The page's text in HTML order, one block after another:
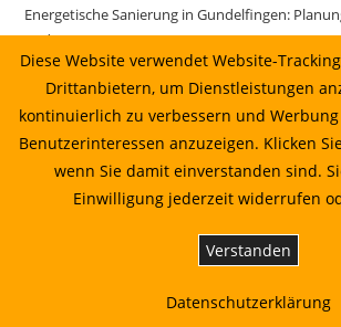
Energetische Sanierung in Gundelfingen:
und Umsetzung
Energetische Sanierung in Gutach im Breisgau
Sonnenkaufhaus prüfen lassen
Energetische Sanierung in Gutach im Breisgau:
Wirtschaftlichkeit und Umsetzung
Energetische Sanierung in Horben: Planung,
Umsetzung
Energetische Sanierung in Ihringen: Planung,
Umsetzung 10.07.2026 14:22
Diese Website verwendet Website-
Drittanbietern, um Dienstleistungen
kontinuierlich zu verbessern und
Benutzerinteressen anzuzeigen. Klicken
wenn Sie damit einverstanden sind.
Einwilligung jederzeit widerrufen
Verstanden
Datenschutzerklärung